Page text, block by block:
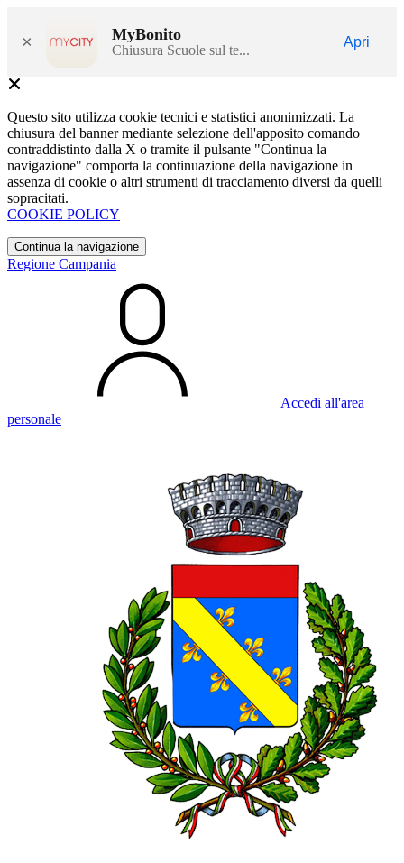
× MyBonito
Chiusura Scuole sul te...
Apri
Questo sito utilizza cookie tecnici e statistici anonimizzati. La
chiusura del banner mediante selezione dell'apposito comando
contraddistinto dalla X o tramite il pulsante "Continua la
navigazione" comporta la continuazione della navigazione in
assenza di cookie o altri strumenti di tracciamento diversi da quelli
sopracitati.
COOKIE POLICY
Continua la navigazione
Regione Campania
Accedi all'area
personale